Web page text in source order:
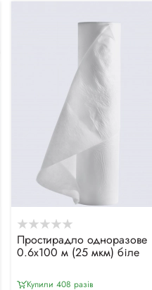
Простирадло одноразове
0.6х100 м (25 мкм) біле
Купили 408 разiв